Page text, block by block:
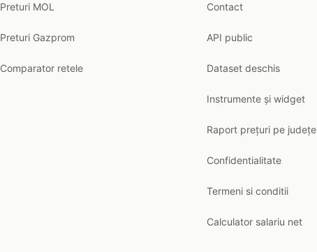
Preturi MOL
Preturi Gazprom
Comparator retele
Contact
API public
Dataset deschis
Instrumente și widget
Raport prețuri pe județe
Confidentialitate
Termeni si conditii
Calculator salariu net